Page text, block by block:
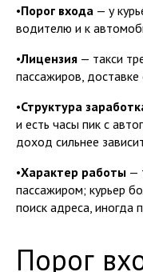
•Порог входа — у
водителю и к
•Лицензия — такси
пассажиров,
•Структура
и есть часы пик с
доход сильнее
•Характер работы —
пассажиром; курьер
поиск адреса, иногда
Порог